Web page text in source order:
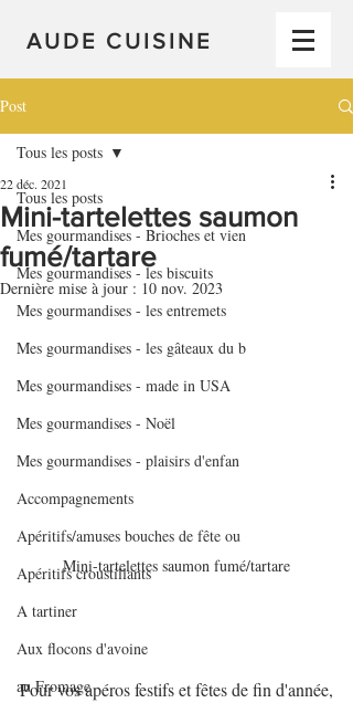
AUDE CUISINE
Post
Tous les posts
Mes gourmandises - Brioches et vien
Mes gourmandises - les biscuits
Mes gourmandises - les entremets
Mes gourmandises - les gâteaux du b
Mes gourmandises - made in USA
Mes gourmandises - Noël
Mes gourmandises - plaisirs d'enfan
Accompagnements
Apéritifs/amuses bouches de fête ou
Apéritifs croustillants
A tartiner
Aux flocons d'avoine
au Fromage
Tous les posts
Mini-tartelettes saumon
fumé/tartare
22 déc. 2021
Dernière mise à jour : 10 nov. 2023
Mini-tartelettes saumon fumé/tartare
Pour vos apéros festifs et fêtes de fin d'année,